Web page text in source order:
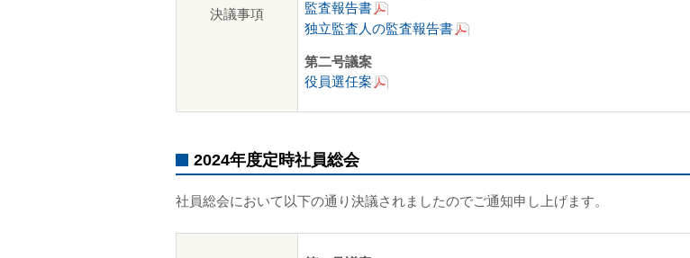
決議事項
監査報告書
独立監査人の監査報告書
第二号議案
役員選任案
2024年度定時社員総会
社員総会において以下の通り決議されましたのでご通知申し上げます。